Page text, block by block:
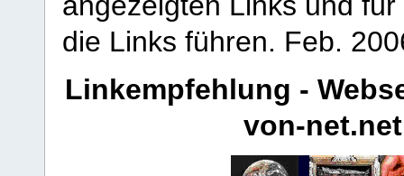
die Links führen. Feb.
Linkempfehlung -
von-net.net